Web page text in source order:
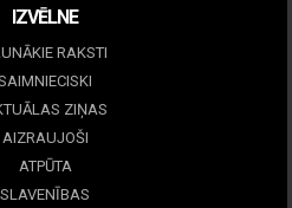
IZVĒLNE
RAKSTI
ZIŅAS
AIZRAUJOŠI
ATPŪTA
SLAVENĪBAS